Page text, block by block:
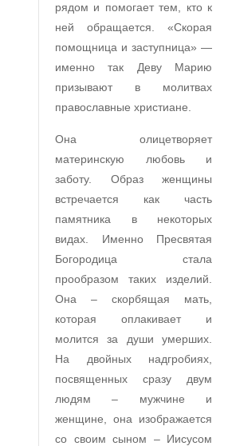
рядом и помогает тем, кто к
ней обращается. «Скорая
помощница и заступница» —
именно так Деву Марию
призывают в молитвах
православные христиане.
Она олицетворяет
материнскую любовь и
заботу. Образ женщины
встречается как часть
памятника в некоторых
видах. Именно Пресвятая
Богородица стала
прообразом таких изделий.
Она – скорбящая мать,
которая оплакивает и
молится за души умерших.
На двойных надгробиях,
посвященных сразу двум
людям – мужчине и
женщине, она изображается
со своим сыном – Иисусом